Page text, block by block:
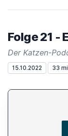
Folge 21 -
15.10.2022 33